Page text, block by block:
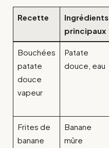
Recette
Ingrédients
principaux
Bouchées
patate
douce
vapeur
Patate
douce, eau
Frites de
banane
Banane
mûre